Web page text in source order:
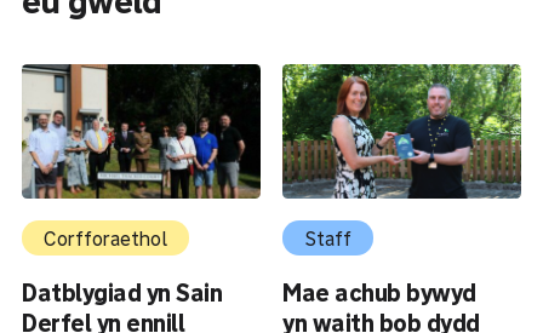
Corfforaethol
Datblygiad yn Sain
Derfel yn ennill
Staff
Mae achub bywyd
yn waith bob dydd